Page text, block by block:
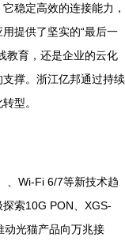
稳定高效的连接能力，
提供了坚实的“最后一
教育，还是企业的云化
撑。浙江亿邦通过持续
型。
、Wi-Fi 6/7等新技术趋
索10G PON、XGS-
动光猫产品向万兆接